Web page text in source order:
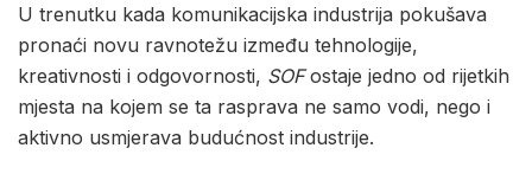
U trenutku kada komunikacijska industrija pokušava
pronaći novu ravnotežu između tehnologije,
kreativnosti i odgovornosti, SOFostaje jedno od rijetkih
mjesta na kojem se ta rasprava ne samo vodi, nego i
aktivno usmjerava budućnost industrije.